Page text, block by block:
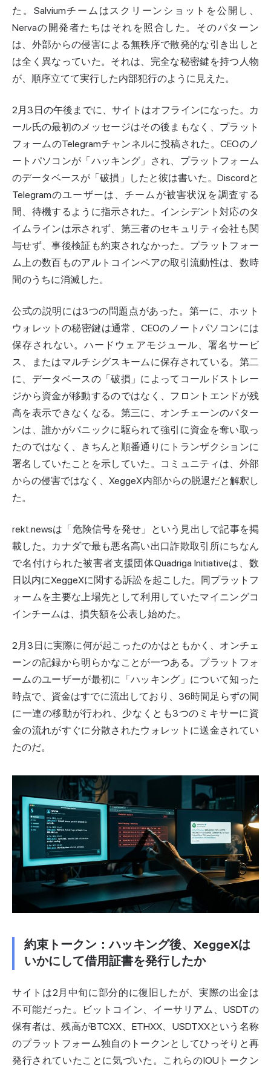
た。Salviumチームはスクリーンショットを公開し、
Nervaの開発者たちはそれを照合した。そのパターン
は、外部からの侵害による無秩序で散発的な引き出しと
は全く異なっていた。それは、完全な秘密鍵を持つ人物
が、順序立てて実行した内部犯行のように見えた。
2月3日の午後までに、サイトはオフラインになった。カ
ール氏の最初のメッセージはその後まもなく、プラット
フォームのTelegramチャンネルに投稿された。CEOのノ
ートパソコンが「ハッキング」され、プラットフォーム
のデータベースが「破損」したと彼は書いた。Discordと
Telegramのユーザーは、チームが被害状況を調査する
間、待機するように指示された。インシデント対応のタ
イムラインは示されず、第三者のセキュリティ会社も関
与せず、事後検証も約束されなかった。プラットフォー
ム上の数百ものアルトコインペアの取引流動性は、数時
間のうちに消滅した。
公式の説明には3つの問題点があった。第一に、ホット
ウォレットの秘密鍵は通常、CEOのノートパソコンには
保存されない。ハードウェアモジュール、署名サービ
ス、またはマルチシグスキームに保存されている。第二
に、データベースの「破損」によってコールドストレー
ジから資金が移動するのではなく、フロントエンドが残
高を表示できなくなる。第三に、オンチェーンのパター
ンは、誰かがパニックに駆られて強引に資金を奪い取っ
たのではなく、きちんと順番通りにトランザクションに
署名していたことを示していた。コミュニティは、外部
からの侵害ではなく、XeggeX内部からの脱退だと解釈し
た。
rekt.newsは「危険信号を発せ」という見出しで記事を掲
載した。カナダで最も悪名高い出口詐欺取引所にちなん
で名付けられた被害者支援団体Quadriga Initiativeは、数
日以内にXeggeXに関する訴訟を起こした。同プラットフ
ォームを主要な上場先として利用していたマイニングコ
インチームは、損失額を公表し始めた。
2月3日に実際に何が起こったのかはともかく、オンチェ
ーンの記録から明らかなことが一つある。プラットフォ
ームのユーザーが最初に「ハッキング」について知った
時点で、資金はすでに流出しており、36時間足らずの間
に一連の移動が行われ、少なくとも3つのミキサーに資
金の流れがすぐに分散されたウォレットに送金されてい
たのだ。
約束トークン：ハッキング後、XeggeXは
いかにして借用証書を発行したか
サイトは2月中旬に部分的に復旧したが、実際の出金は
不可能だった。ビットコイン、イーサリアム、USDTの
保有者は、残高がBTCXX、ETHXX、USDTXXという名称
のプラットフォーム独自のトークンとしてひっそりと再
発行されていたことに気づいた。これらのIOUトークン